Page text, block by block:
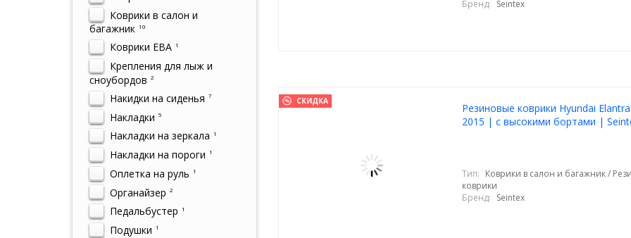
Коврики в салон и
багажник 10
Коврики ЕВА 1
Крепления для лыж и
сноубордов 2
Накидки на сиденья 7
Накладки 5
Накладки на зеркала 1
Накладки на пороги 1
Оплетка на руль 1
Органайзер 2
Педальбустер 1
Подушки 1
Бренд: Seintex
СКИДКА
Резиновые коврики Hyundai
2015 | с высокими бортами |
Тип: Коврики в салон и багажник /
коврики
Бренд: Seintex